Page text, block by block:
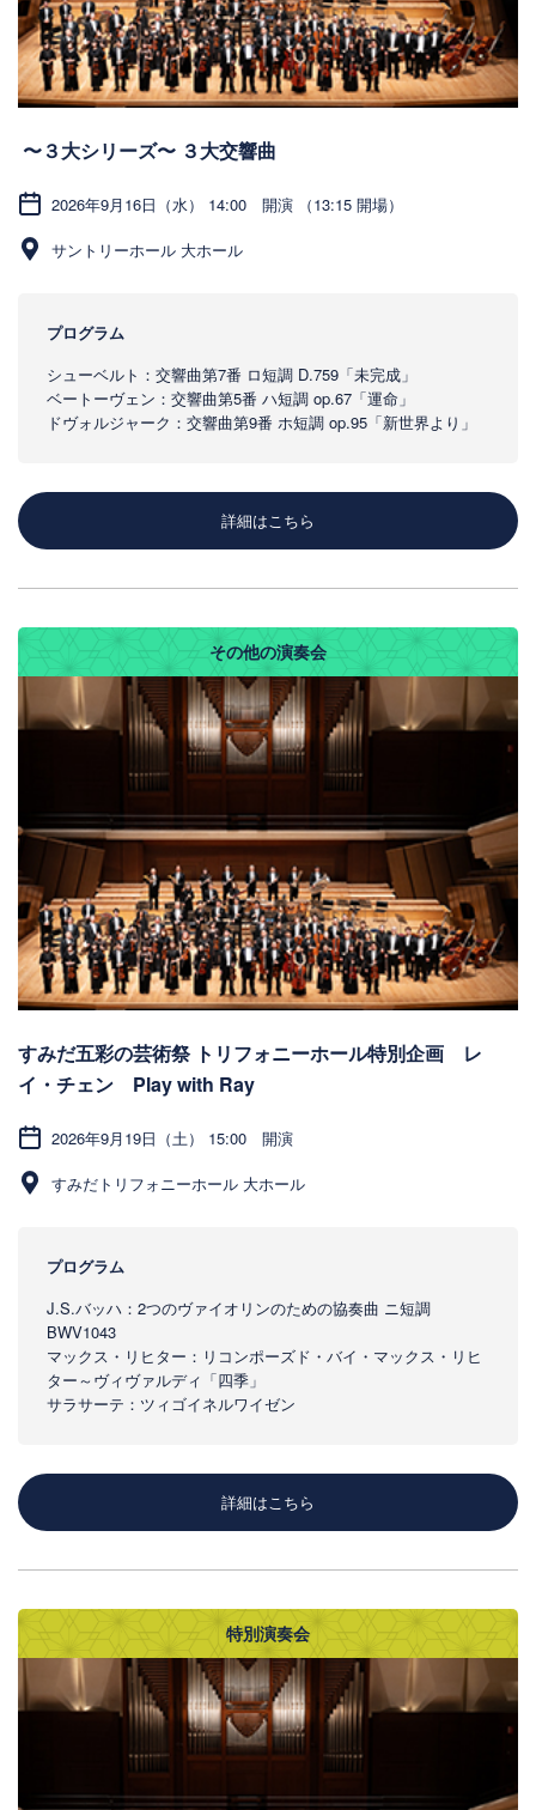
〜３大シリーズ〜 ３大交響曲
2026年9月16日（水） 14:00 開演 （13:15 開場）
サントリーホール 大ホール
プログラム
シューベルト：交響曲第7番 ロ短調 D.759「未完成」
ベートーヴェン：交響曲第5番 ハ短調 op.67「運命」
ドヴォルジャーク：交響曲第9番 ホ短調 op.95「新世界より」
詳細はこちら
その他の演奏会
すみだ五彩の芸術祭 トリフォニーホール特別企画 レ
イ・チェン Play with Ray
2026年9月19日（土） 15:00 開演
すみだトリフォニーホール 大ホール
プログラム
J.S.バッハ：2つのヴァイオリンのための協奏曲 ニ短調
BWV1043
マックス・リヒター：リコンポーズド・バイ・マックス・リヒ
ター～ヴィヴァルディ「四季」
サラサーテ：ツィゴイネルワイゼン
詳細はこちら
特別演奏会